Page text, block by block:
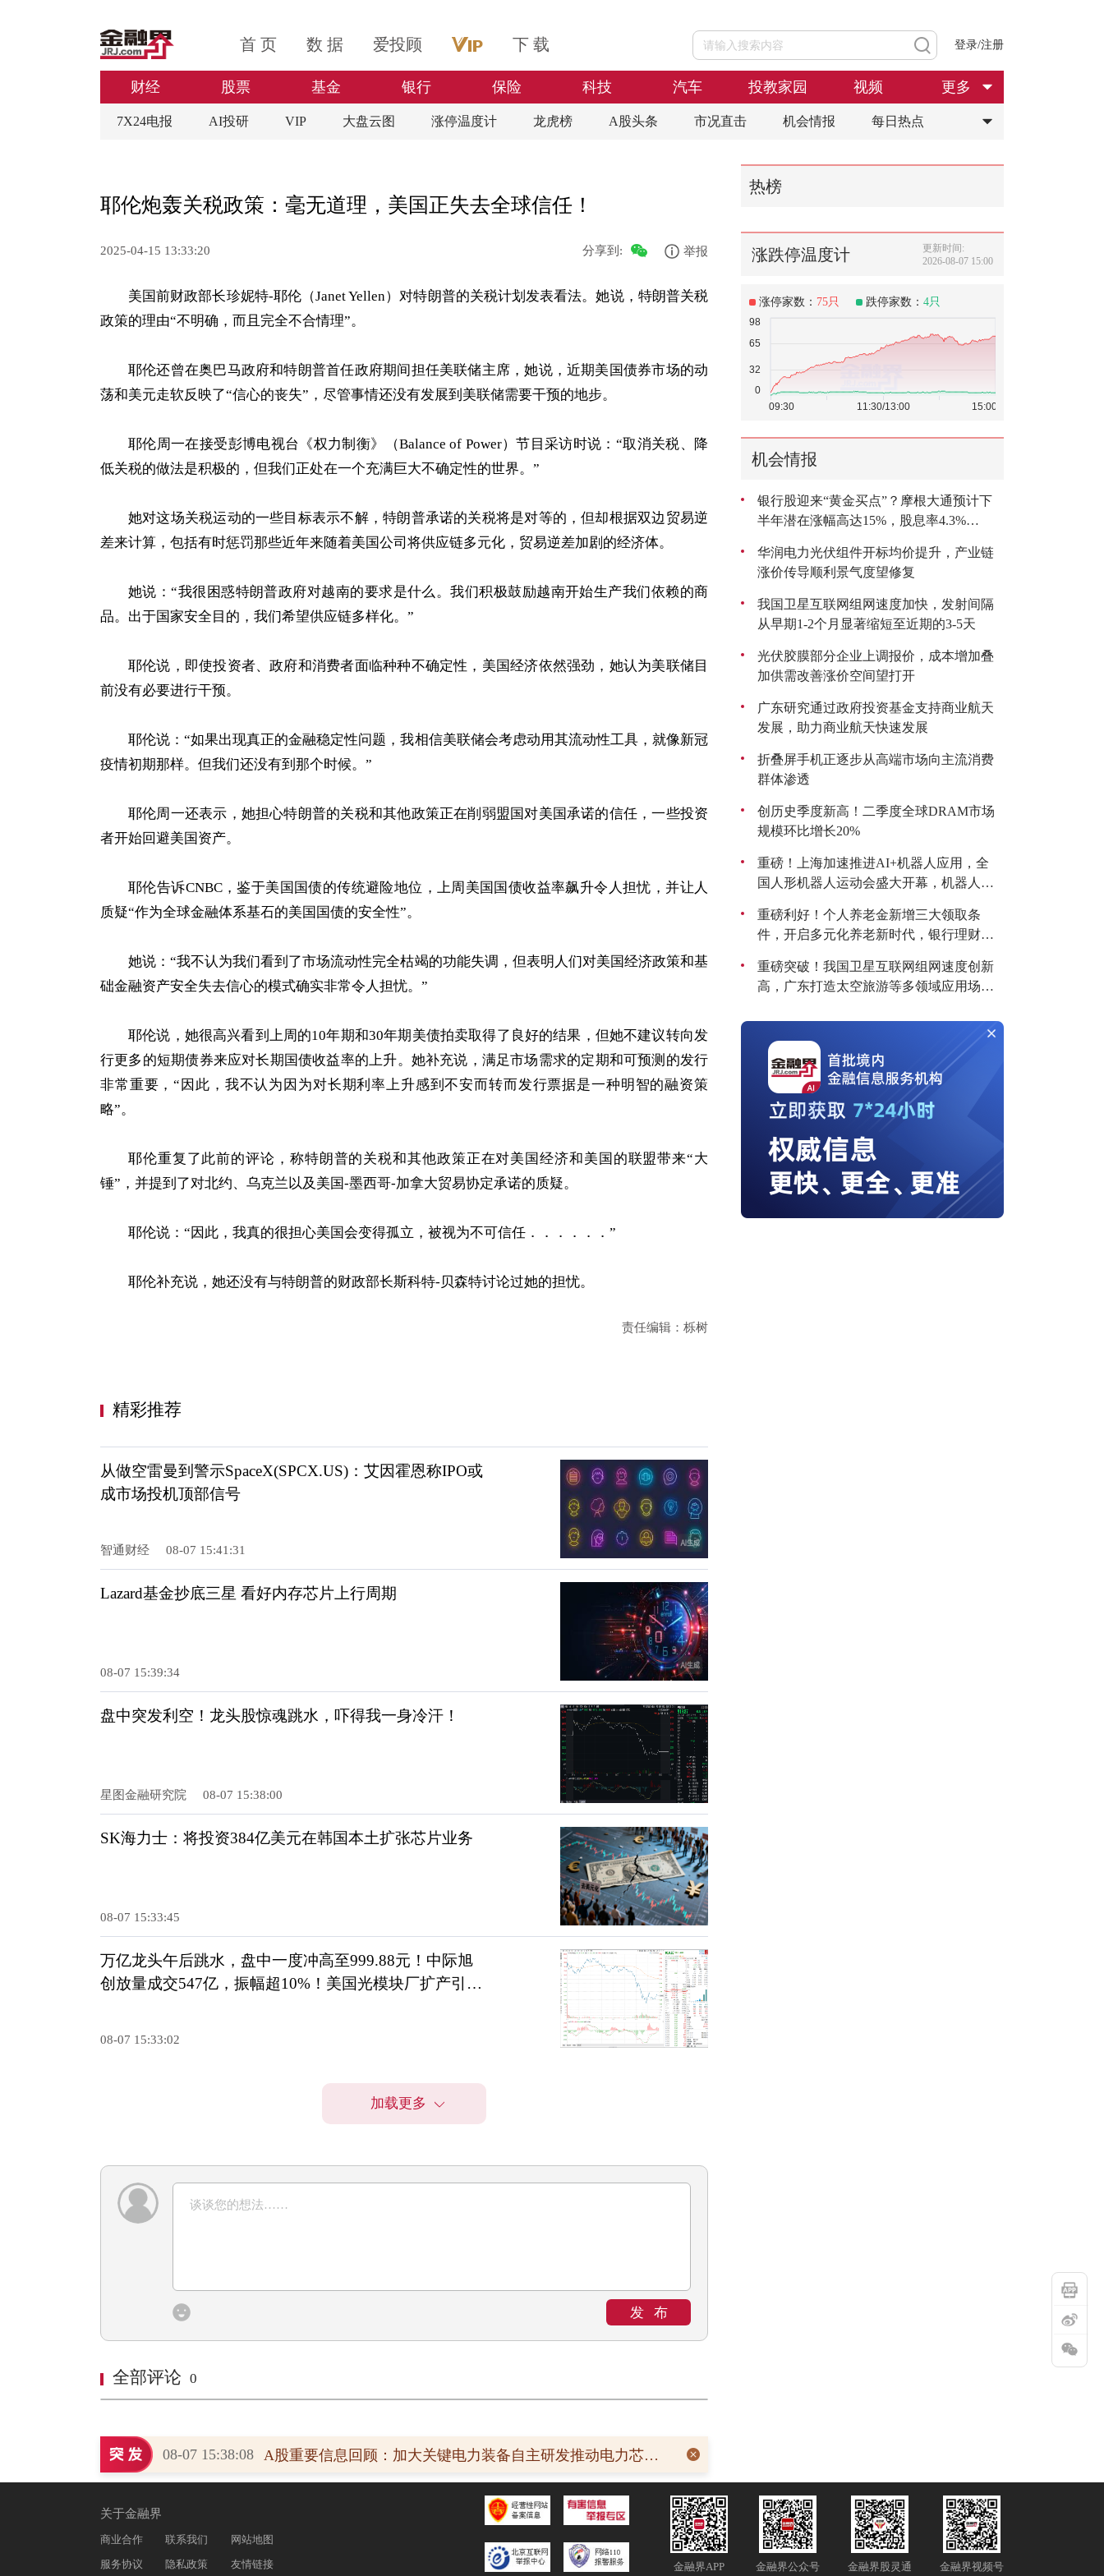
首 页 数 据 爱投顾 下 载 登录/注册
财经 股票 基金 银行 保险 科技 汽车 投教家园 视频 更多
7X24电报 AI投研 VIP 大盘云图 涨停温度计 龙虎榜 A股头条 市况直击 机会情报 每日热点
耶伦炮轰关税政策：毫无道理，美国正失去全球信任！
2025-04-15 13:33:20 分享到: 举报
美国前财政部长珍妮特-耶伦（Janet Yellen）对特朗普的关税计划发表看法。她说，特朗普关税
政策的理由“不明确，而且完全不合情理”。
耶伦还曾在奥巴马政府和特朗普首任政府期间担任美联储主席，她说，近期美国债券市场的动
荡和美元走软反映了“信心的丧失”，尽管事情还没有发展到美联储需要干预的地步。
耶伦周一在接受彭博电视台《权力制衡》（Balance of Power）节目采访时说：“取消关税、降
低关税的做法是积极的，但我们正处在一个充满巨大不确定性的世界。”
她对这场关税运动的一些目标表示不解，特朗普承诺的关税将是对等的，但却根据双边贸易逆
差来计算，包括有时惩罚那些近年来随着美国公司将供应链多元化，贸易逆差加剧的经济体。
她说：“我很困惑特朗普政府对越南的要求是什么。我们积极鼓励越南开始生产我们依赖的商
品。出于国家安全目的，我们希望供应链多样化。”
耶伦说，即使投资者、政府和消费者面临种种不确定性，美国经济依然强劲，她认为美联储目
前没有必要进行干预。
耶伦说：“如果出现真正的金融稳定性问题，我相信美联储会考虑动用其流动性工具，就像新冠
疫情初期那样。但我们还没有到那个时候。”
耶伦周一还表示，她担心特朗普的关税和其他政策正在削弱盟国对美国承诺的信任，一些投资
者开始回避美国资产。
耶伦告诉CNBC，鉴于美国国债的传统避险地位，上周美国国债收益率飙升令人担忧，并让人
质疑“作为全球金融体系基石的美国国债的安全性”。
她说：“我不认为我们看到了市场流动性完全枯竭的功能失调，但表明人们对美国经济政策和基
础金融资产安全失去信心的模式确实非常令人担忧。”
耶伦说，她很高兴看到上周的10年期和30年期美债拍卖取得了良好的结果，但她不建议转向发
行更多的短期债券来应对长期国债收益率的上升。她补充说，满足市场需求的定期和可预测的发行
非常重要，“因此，我不认为因为对长期利率上升感到不安而转而发行票据是一种明智的融资策
略”。
耶伦重复了此前的评论，称特朗普的关税和其他政策正在对美国经济和美国的联盟带来“大
锤”，并提到了对北约、乌克兰以及美国-墨西哥-加拿大贸易协定承诺的质疑。
耶伦说：“因此，我真的很担心美国会变得孤立，被视为不可信任．．．．．．”
耶伦补充说，她还没有与特朗普的财政部长斯科特-贝森特讨论过她的担忧。
责任编辑：栎树
精彩推荐
从做空雷曼到警示SpaceX(SPCX.US)：艾因霍恩称IPO或
成市场投机顶部信号
智通财经 08-07 15:41:31
Lazard基金抄底三星 看好内存芯片上行周期
08-07 15:39:34
盘中突发利空！龙头股惊魂跳水，吓得我一身冷汗！
星图金融研究院 08-07 15:38:00
SK海力士：将投资384亿美元在韩国本土扩张芯片业务
08-07 15:33:45
万亿龙头午后跳水，盘中一度冲高至999.88元！中际旭
创放量成交547亿，振幅超10%！美国光模块厂扩产引发
08-07 15:33:02
加载更多
发布
全部评论 0
热榜
涨跌停温度计
更新时间:
2026-08-07 15:00
涨停家数： 75只 跌停家数： 4只
机会情报
银行股迎来“黄金买点”？摩根大通预计下
半年潜在涨幅高达15%，股息率4.3%
华润电力光伏组件开标均价提升，产业链
涨价传导顺利景气度望修复
我国卫星互联网组网速度加快，发射间隔
从早期1-2个月显著缩短至近期的3-5天
光伏胶膜部分企业上调报价，成本增加叠
加供需改善涨价空间望打开
广东研究通过政府投资基金支持商业航天
发展，助力商业航天快速发展
折叠屏手机正逐步从高端市场向主流消费
群体渗透
创历史季度新高！二季度全球DRAM市场
规模环比增长20%
重磅！上海加速推进AI+机器人应用，全
国人形机器人运动会盛大开幕，机器人板
重磅利好！个人养老金新增三大领取条
件，开启多元化养老新时代，银行理财产
重磅突破！我国卫星互联网组网速度创新
高，广东打造太空旅游等多领域应用场
关于金融界
商业合作 联系我们
网站地图
服务协议
隐私政策 友情链接 金融界APP 金融界公众号 金融界股灵通 金融界视频号
08-07 15:38:08 A股重要信息回顾：加大关键电力装备自主研发推动电力芯片特高压组部件等关键技术突破，2026年前7个月半导体出口按价值计算同比近乎翻番